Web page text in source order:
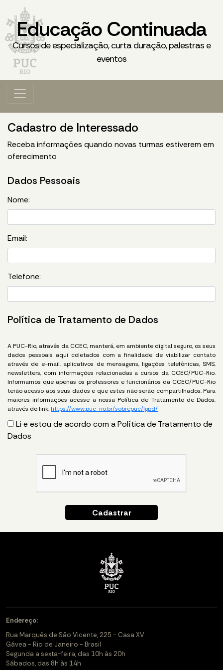
Educação Continuada
Cursos de especialização, curta duração, palestras e
eventos
Cadastro de Interessado
Receba informações quando novas turmas estiverem em
oferecimento
Dados Pessoais
Nome:
Email:
Telefone:
Política de Tratamento de Dados
A PUC-Rio, através da CCEC, manterá, em ambiente digital seguro, os seus
dados pessoais aqui coletados com a finalidade de viabilizar contato
através de e-mail, aplicativos de mensagens, ligações telefônicas, SMS,
newsletters, com informações relacionadas a cursos da CCEC/PUC-Rio.
Informamos que apenas os professores e funcionários da CCEC/PUC-Rio
terão acesso aos seus dados e que estes não serão compartilhados. Para
maiores informações acesse a nossa Política de Tratamento de Dados,
através do link: https://www.puc-rio.br/sobrepuc/lgpd/
Li e estou de acordo com a Política de Tratamento de
Dados
Endereço:
Rua Marquês de São Vicente, 225 - Casa XV
Gávea - Rio de Janeiro - Brasil
Segunda a sexta-feira, das 10h às 20h
Sábados, das 8h às 14h